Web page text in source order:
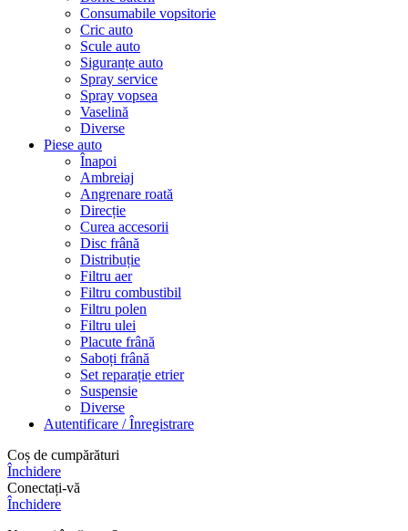
Consumabile vopsitorie
Cric auto
Scule auto
Siguranțe auto
Spray service
Spray vopsea
Vaselină
Diverse
Piese auto
Înapoi
Ambreiaj
Angrenare roată
Direcție
Curea accesorii
Disc frână
Distribuție
Filtru aer
Filtru combustibil
Filtru polen
Filtru ulei
Placute frână
Saboți frână
Set reparație etrier
Suspensie
Diverse
Autentificare / Înregistrare
Coș de cumpărături
Închidere
Conectați-vă
Închidere